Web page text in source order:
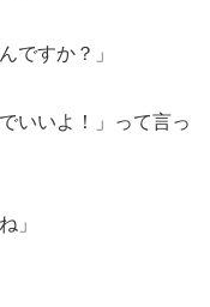
ですか？」
いいよ！」って言っ
」